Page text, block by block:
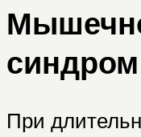
синдром
При